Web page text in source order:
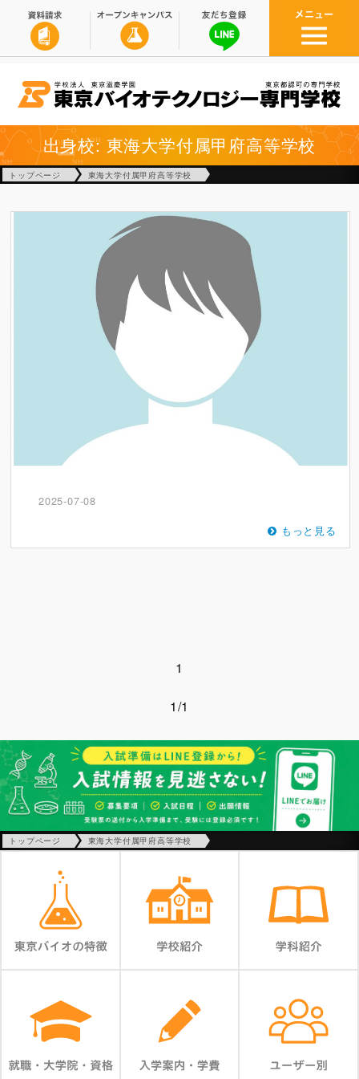
出身校: 東海大学付属甲府高等学校
トップページ 東海大学付属甲府高等学校
2025-07-08
もっと見る
1
1/1
トップページ 東海大学付属甲府高等学校